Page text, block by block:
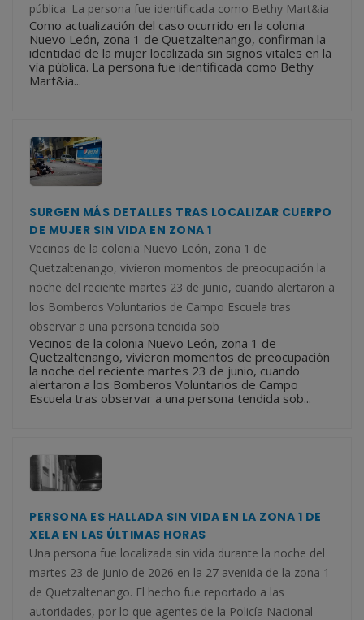
pública. La persona fue identificada como Bethy Mart&ia
Como actualización del caso ocurrido en la colonia
Nuevo León, zona 1 de Quetzaltenango, confirman la
identidad de la mujer localizada sin signos vitales en la
vía pública. La persona fue identificada como Bethy
Mart&ia...
SURGEN MÁS DETALLES TRAS LOCALIZAR CUERPO
DE MUJER SIN VIDA EN ZONA 1
Vecinos de la colonia Nuevo León, zona 1 de
Quetzaltenango, vivieron momentos de preocupación la
noche del reciente martes 23 de junio, cuando alertaron a
los Bomberos Voluntarios de Campo Escuela tras
observar a una persona tendida sob
Vecinos de la colonia Nuevo León, zona 1 de
Quetzaltenango, vivieron momentos de preocupación
la noche del reciente martes 23 de junio, cuando
alertaron a los Bomberos Voluntarios de Campo
Escuela tras observar a una persona tendida sob...
PERSONA ES HALLADA SIN VIDA EN LA ZONA 1 DE
XELA EN LAS ÚLTIMAS HORAS
Una persona fue localizada sin vida durante la noche del
martes 23 de junio de 2026 en la 27 avenida de la zona 1
de Quetzaltenango. El hecho fue reportado a las
autoridades, por lo que agentes de la Policía Nacional